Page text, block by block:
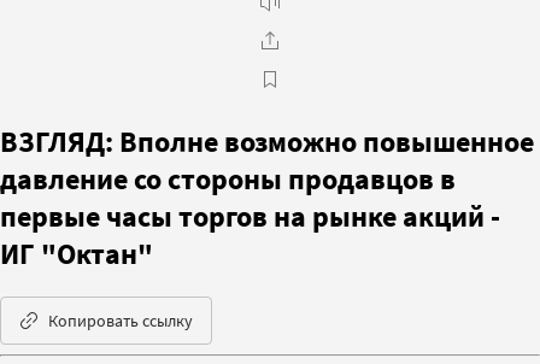
ВЗГЛЯД: Вполне возможно повышенное
давление со стороны продавцов в
первые часы торгов на рынке акций -
ИГ "Октан"
Копировать ссылку